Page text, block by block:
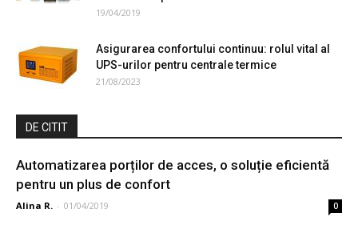
19/04/2019
Asigurarea confortului continuu: rolul vital al
UPS-urilor pentru centrale termice
21/08/2023
DE CITIT
Automatizarea porților de acces, o soluție eficientă
pentru un plus de confort
Alina R. - 01/04/2019 0